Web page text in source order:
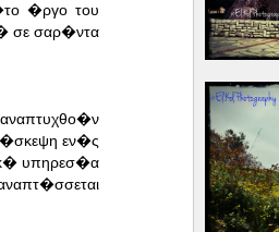
�ργο του
σε σαρ�ντα
εν�ς
υπηρεσ�α